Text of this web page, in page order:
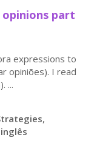
part
expressions to
opiniões). I read
...
,